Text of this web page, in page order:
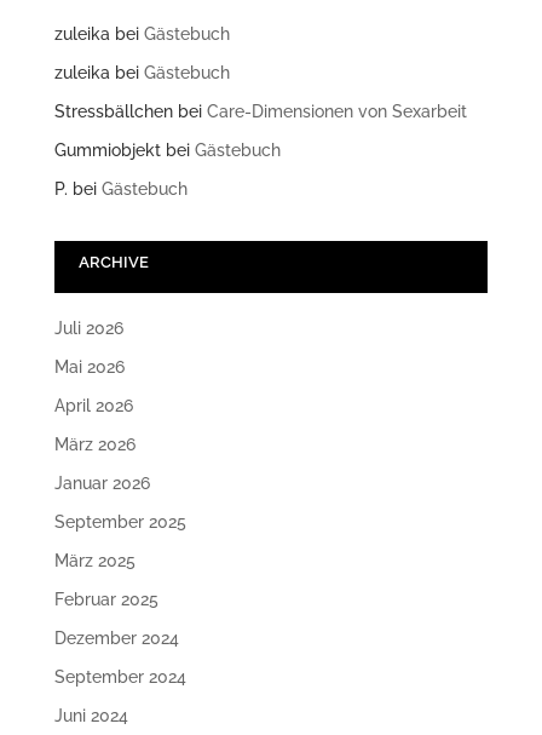
zuleikabei Gästebuch
zuleikabei Gästebuch
Stressbällchenbei Care-Dimensionen von Sexarbeit
Gummiobjektbei Gästebuch
P. bei Gästebuch
ARCHIVE
Juli 2026
Mai 2026
April 2026
März 2026
Januar 2026
September 2025
März 2025
Februar 2025
Dezember 2024
September 2024
Juni 2024